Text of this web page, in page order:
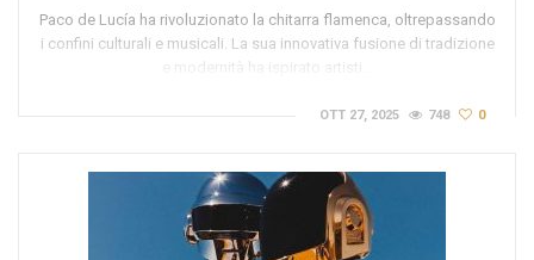
Paco de Lucía ha rivoluzionato la chitarra flamenca, oltrepassando
i confini culturali e musicali. La sua innovativa fusione di tradizione
e modernità ha ispirato artisti…
OTT 27, 2025 748 0